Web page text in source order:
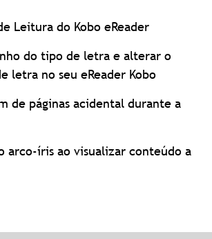
Leitura do Kobo eReader
do tipo de letra e alterar o
letra no seu eReader Kobo
de páginas acidental durante a
arco-íris ao visualizar conteúdo a